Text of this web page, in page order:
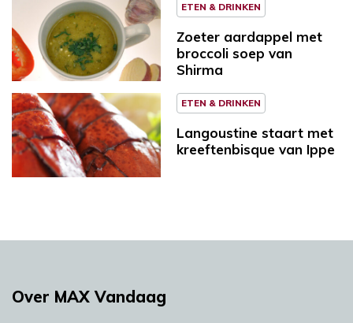
ETEN & DRINKEN
Zoeter aardappel met
broccoli soep van
Shirma
ETEN & DRINKEN
Langoustine staart met
kreeftenbisque van Ippe
Over MAX Vandaag